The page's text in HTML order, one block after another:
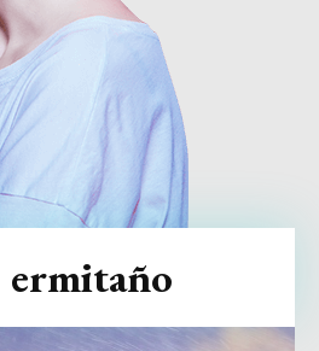
ermitaño